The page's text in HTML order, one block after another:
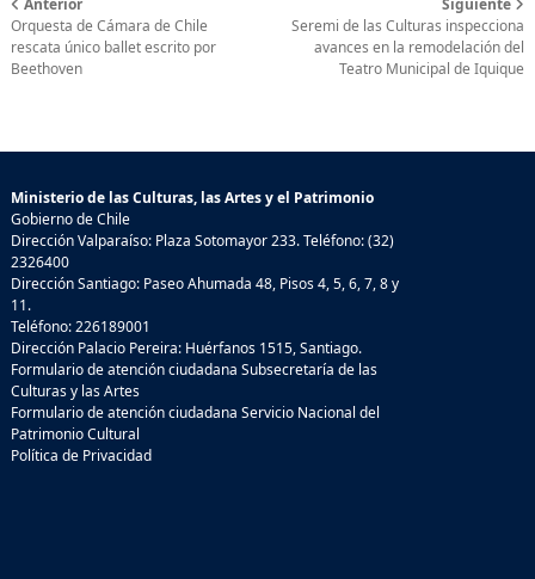
Anterior
Orquesta de Cámara de Chile
rescata único ballet escrito por
Beethoven
Siguiente
Seremi de las Culturas inspecciona
avances en la remodelación del
Teatro Municipal de Iquique
Ministerio de las Culturas, las Artes y el Patrimonio
Gobierno de Chile
Dirección Valparaíso: Plaza Sotomayor 233. Teléfono: (32)
2326400
Dirección Santiago: Paseo Ahumada 48, Pisos 4, 5, 6, 7, 8 y
11.
Teléfono: 226189001
Dirección Palacio Pereira: Huérfanos 1515, Santiago.
Formulario de atención ciudadana Subsecretaría de las
Culturas y las Artes
Formulario de atención ciudadana Servicio Nacional del
Patrimonio Cultural
Política de Privacidad